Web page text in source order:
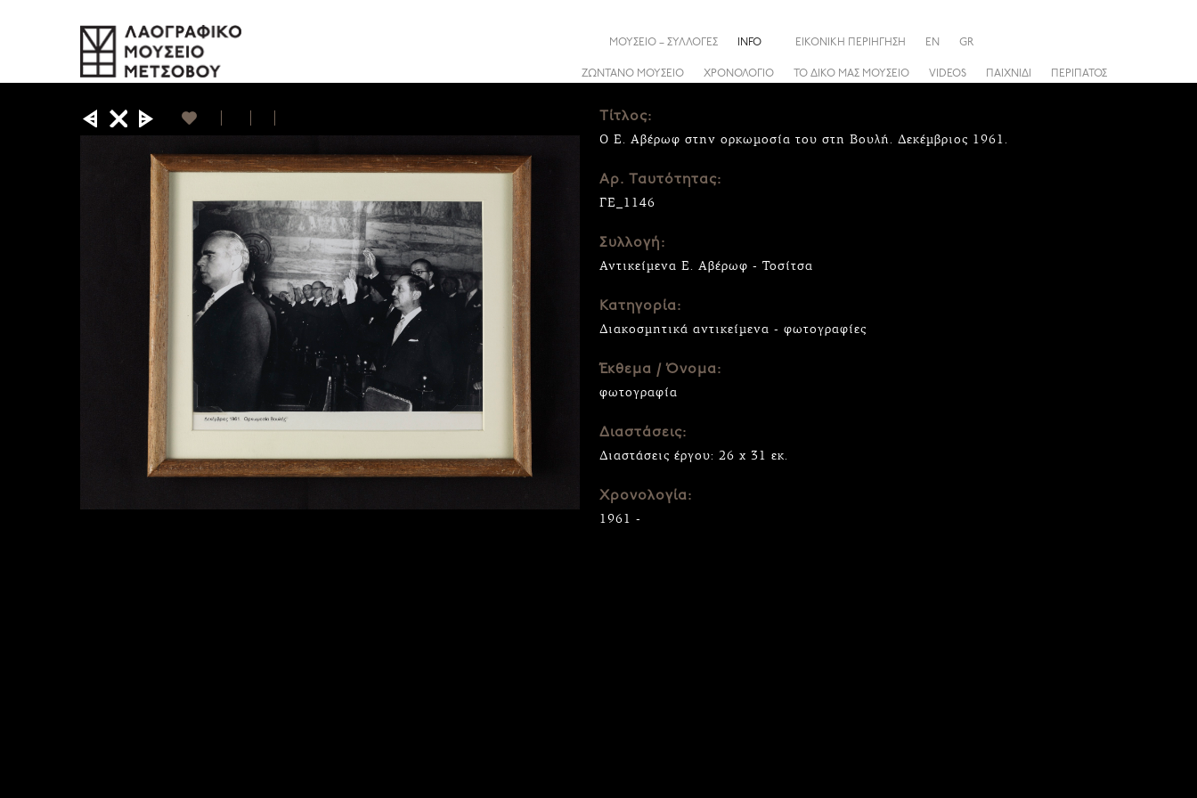
ΖΩΝΤΑΝΟ ΜΟΥΣΕΙΟ ΧΡΟΝΟΛΟΓΙΟ ΤΟ ΔΙΚΟ ΜΑΣ ΜΟΥΣΕΙΟ VIDEOS ΠΑΙΧΝΙΔΙ ΠΕΡΙΠΑΤΟΣ
ΜΟΥΣΕΙΟ – ΣΥΛΛΟΓΕΣ INFO ΕΙΚΟΝΙΚΗ ΠΕΡΙΗΓΗΣΗ EN GR
Τίτλος:
Ο Ε. Αβέρωφ στην ορκωμοσία του στη Βουλή. Δεκέμβριος 1961.
Αρ. Ταυτότητας:
ΓΕ_1146
Συλλογή:
Αντικείμενα Ε. Αβέρωφ - Τοσίτσα
Κατηγορία:
Διακοσμητικά αντικείμενα - φωτογραφίες
Έκθεμα / Όνομα:
φωτογραφία
Διαστάσεις:
Διαστάσεις έργου: 26 x 31 εκ.
Χρονολογία:
1961 -